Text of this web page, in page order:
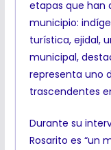
etapas que han
municipio:
turística, ejidal,
municipal,
representa uno
trascendentes
Durante su
Rosarito es “un